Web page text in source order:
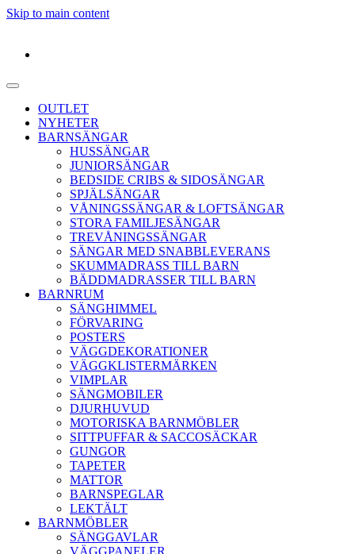
Skip to main content
OUTLET
NYHETER
BARNSÄNGAR
HUSSÄNGAR
JUNIORSÄNGAR
BEDSIDE CRIBS & SIDOSÄNGAR
SPJÄLSÄNGAR
VÅNINGSSÄNGAR & LOFTSÄNGAR
STORA FAMILJESÄNGAR
TREVÅNINGSSÄNGAR
SÄNGAR MED SNABBLEVERANS
SKUMMADRASS TILL BARN
BÄDDMADRASSER TILL BARN
BARNRUM
SÄNGHIMMEL
FÖRVARING
POSTERS
VÄGGDEKORATIONER
VÄGGKLISTERMÄRKEN
VIMPLAR
SÄNGMOBILER
DJURHUVUD
MOTORISKA BARNMÖBLER
SITTPUFFAR & SACCOSÄCKAR
GUNGOR
TAPETER
MATTOR
BARNSPEGLAR
LEKTÄLT
BARNMÖBLER
SÄNGGAVLAR
VÄGGPANELER